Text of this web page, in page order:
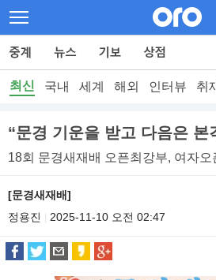
최신 국내 세계 해외 인터뷰 취
“문경 기운을 받고 다음은 본
18회 문경새재배 오픈최강부, 여자
[문경새재배]
정용진
2025-11-10 오전 02:47